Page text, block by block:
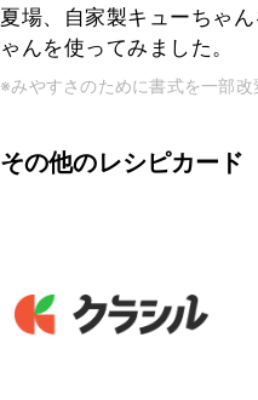
夏場、自家製キューちゃ
ゃんを使ってみました。
※みやすさのために書式を一部改
その他のレシピカード